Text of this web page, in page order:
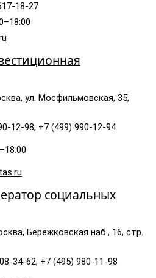
18-27
ул. Мосфильмовская, 35,
12-98, +7 (499) 990-12-94
социальных
Бережковская наб., 16, стр.
34-62, +7 (495) 980-11-98